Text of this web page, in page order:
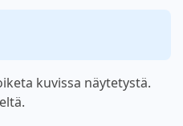
kuvissa näytetystä.